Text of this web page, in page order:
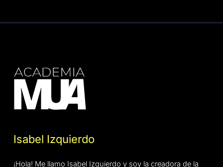
Isabel Izquierdo
¡Hola! Me llamo Isabel Izquierdo y soy la creadora de la